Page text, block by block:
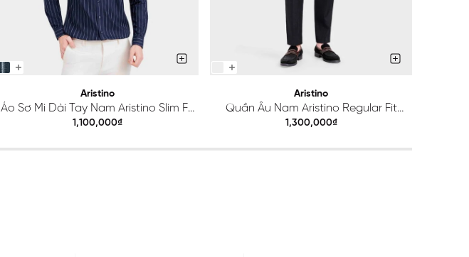
Aristino
Áo Sơ Mi Dài Tay Nam Aristino Slim Fit
ALS425S0H2
1,100,000₫
Aristino
Quần Âu Nam Aristino Regular Fit
ATR203S0H2
1,300,000₫